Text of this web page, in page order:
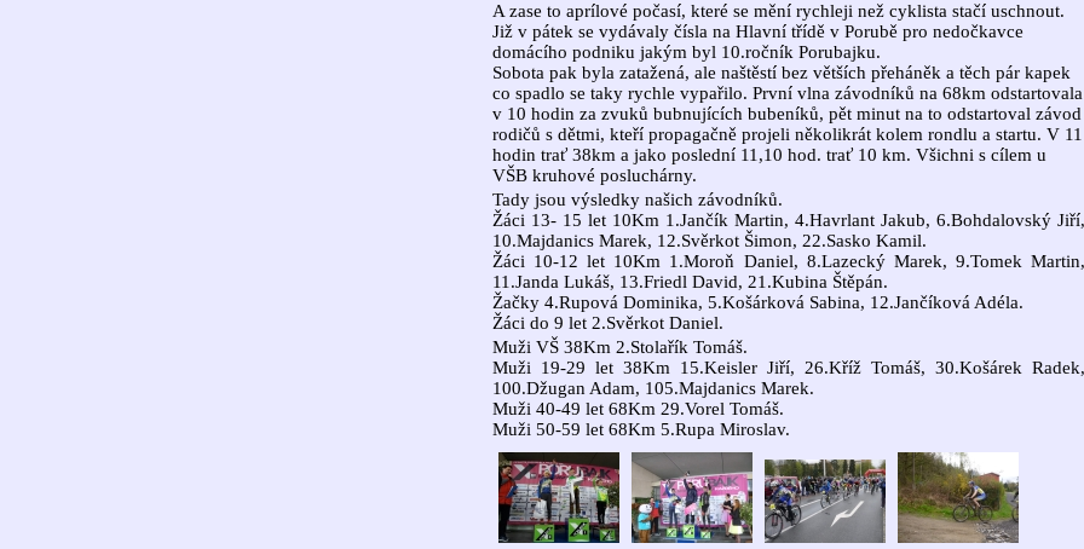
A zase to aprílové počasí, které se mění rychleji než cyklista stačí uschnout.
Již v pátek se vydávaly čísla na Hlavní třídě v Porubě pro nedočkavce
domácího podniku jakým byl 10.ročník Porubajku.
Sobota pak byla zatažená, ale naštěstí bez větších přeháněk a těch pár kapek
co spadlo se taky rychle vypařilo. První vlna závodníků na 68km odstartovala
v 10 hodin za zvuků bubnujících bubeníků, pět minut na to odstartoval závod
rodičů s dětmi, kteří propagačně projeli několikrát kolem rondlu a startu. V 11
hodin trať 38km a jako poslední 11,10 hod. trať 10 km. Všichni s cílem u
VŠB kruhové posluchárny.
Tady jsou výsledky našich závodníků.
Žáci 13- 15 let 10Km 1.Jančík Martin, 4.Havrlant Jakub, 6.Bohdalovský Jiří,
10.Majdanics Marek, 12.Svěrkot Šimon, 22.Sasko Kamil.
Žáci 10-12 let 10Km 1.Moroň Daniel, 8.Lazecký Marek, 9.Tomek Martin,
11.Janda Lukáš, 13.Friedl David, 21.Kubina Štěpán.
Žačky 4.Rupová Dominika, 5.Košárková Sabina, 12.Jančíková Adéla.
Žáci do 9 let 2.Svěrkot Daniel.
Muži VŠ 38Km 2.Stolařík Tomáš.
Muži 19-29 let 38Km 15.Keisler Jiří, 26.Kříž Tomáš, 30.Košárek Radek,
100.Džugan Adam, 105.Majdanics Marek.
Muži 40-49 let 68Km 29.Vorel Tomáš.
Muži 50-59 let 68Km 5.Rupa Miroslav.